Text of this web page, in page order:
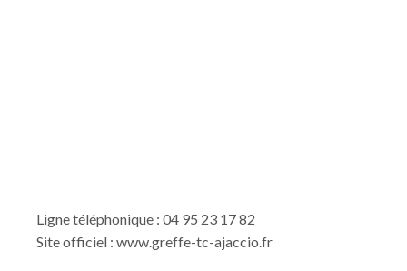
Ligne téléphonique : 04 95 23 17 82
Site officiel : www.greffe-tc-ajaccio.fr